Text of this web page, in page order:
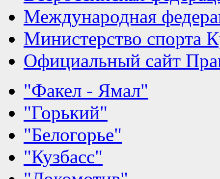
Международная
Министерство спорта
Официальный сайт
"Факел - Ямал"
"Горький"
"Белогорье"
"Кузбасс"